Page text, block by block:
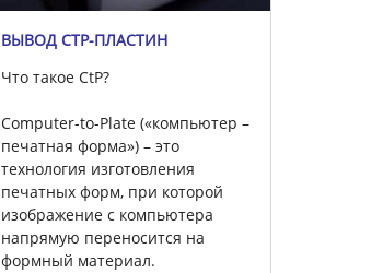
ВЫВОД CTP-ПЛАСТИН
Что такое CtP?
Computer-to-Plate («компьютер –
печатная форма») – это
технология изготовления
печатных форм, при которой
изображение с компьютера
напрямую переносится на
формный материал.